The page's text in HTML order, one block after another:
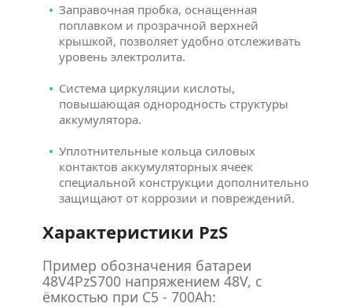
Заправочная пробка, оснащенная
поплавком и прозрачной верхней
крышкой, позволяет удобно отслеживать
уровень электролита.
Система циркуляции кислоты,
повышающая однородность структуры
аккумулятора.
Уплотнительные кольца силовых
контактов аккумуляторных ячеек
специальной конструкции дополнительно
защищают от коррозии и повреждений.
Характеристики PzS
Пример обозначения батареи
48V4PzS700 напряжением 48V, с
ёмкостью при C5 - 700Ah: